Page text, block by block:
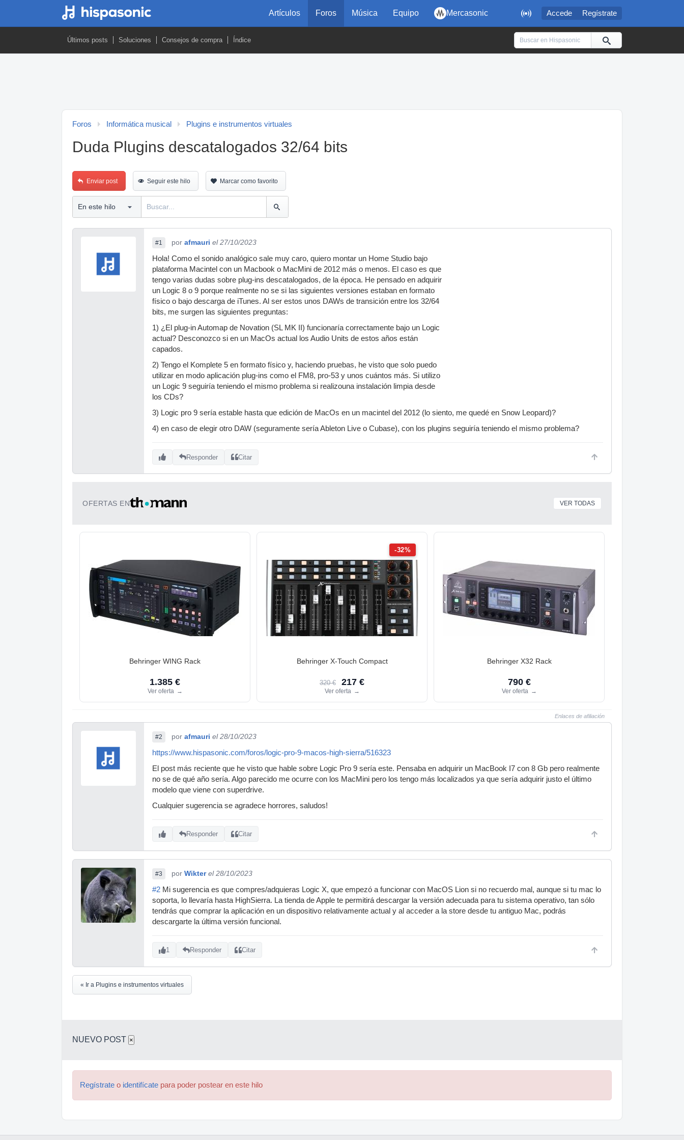
 Accede Regístrate
Artículos Foros Música Equipo Mercasonic
Últimos posts Soluciones Consejos de compra Índice
Foros Informática musical Plugins e instrumentos virtuales
Duda Plugins descatalogados 32/64 bits
Enviar post Seguir este hilo Marcar como favorito
#1 por afmauri el 27/10/2023
Hola! Como el sonido analógico sale muy caro, quiero montar un Home Studio bajo
plataforma Macintel con un Macbook o MacMini de 2012 más o menos. El caso es que
tengo varias dudas sobre plug-ins descatalogados, de la época. He pensado en adquirir
un Logic 8 o 9 porque realmente no se si las siguientes versiones estaban en formato
físico o bajo descarga de iTunes. Al ser estos unos DAWs de transición entre los 32/64
bits, me surgen las siguientes preguntas:
1) ¿El plug-in Automap de Novation (SL MK II) funcionaría correctamente bajo un Logic
actual? Desconozco si en un MacOs actual los Audio Units de estos años están
capados.
2) Tengo el Komplete 5 en formato físico y, haciendo pruebas, he visto que solo puedo
utilizar en modo aplicación plug-ins como el FM8, pro-53 y unos cuántos más. Si utilizo
un Logic 9 seguiría teniendo el mismo problema si realizouna instalación limpia desde
los CDs?
3) Logic pro 9 sería estable hasta que edición de MacOs en un macintel del 2012 (lo siento, me quedé en Snow Leopard)?
4) en caso de elegir otro DAW (seguramente sería Ableton Live o Cubase), con los plugins seguiría teniendo el mismo problema?
Responder Citar
OFERTAS EN VER TODAS
Behringer WING Rack
1.385 €
Ver oferta →
-32%
Behringer X-Touch Compact
320 € 217 €
Ver oferta →
Behringer X32 Rack
790 €
Ver oferta →
Enlaces de afiliación
#2 por afmauri el 28/10/2023
https://www.hispasonic.com/foros/logic-pro-9-macos-high-sierra/516323
El post más reciente que he visto que hable sobre Logic Pro 9 sería este. Pensaba en adquirir un MacBook I7 con 8 Gb pero realmente
no se de qué año sería. Algo parecido me ocurre con los MacMini pero los tengo más localizados ya que sería adquirir justo el último
modelo que viene con superdrive.
Cualquier sugerencia se agradece horrores, saludos!
Responder Citar
#3 por Wikter el 28/10/2023
#2 Mi sugerencia es que compres/adquieras Logic X, que empezó a funcionar con MacOS Lion si no recuerdo mal, aunque si tu mac lo
soporta, lo llevaría hasta HighSierra. La tienda de Apple te permitirá descargar la versión adecuada para tu sistema operativo, tan sólo
tendrás que comprar la aplicación en un dispositivo relativamente actual y al acceder a la store desde tu antiguo Mac, podrás
descargarte la última versión funcional.
1 Responder Citar
« Ir a Plugins e instrumentos virtuales
NUEVO POST ×
Regístrate o identifícate para poder postear en este hilo